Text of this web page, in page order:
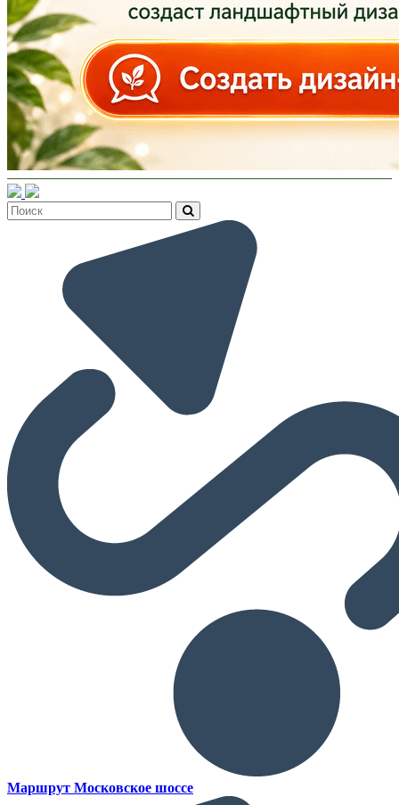
Маршрут Московское шоссе